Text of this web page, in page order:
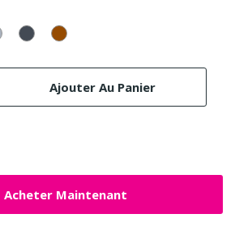
Gris Noir Marron
Ajouter Au Panier
Acheter Maintenant